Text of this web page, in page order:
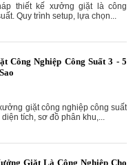
thiết kế xưởng giặt là công
Quy trình setup, lựa chọn...
Công Nghiệp Công Suất 3 - 5
giặt công nghiệp công suất
tích, sơ đồ phân khu,...
Giặt Là Công Nghiệp Cho